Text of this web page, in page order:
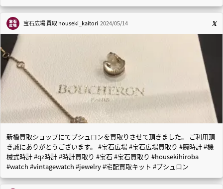
宝石広場 買取houseki_kaitori 2024/05/14
新橋買取ショップにてブシュロンを買取りさせて頂きました。 ご利用頂
き誠にありがとうございます。 #宝石広場 #宝石広場買取り #腕時計 #機
械式時計 #qz時計 #時計買取り #宝石 #宝石買取り #housekihiroba
#watch #vintagewatch #jewelry #宅配買取キット #ブシュロン